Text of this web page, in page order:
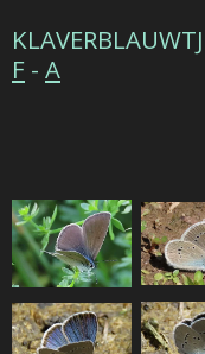
F - A